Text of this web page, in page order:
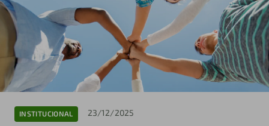
INSTITUCIONAL 23/12/2025